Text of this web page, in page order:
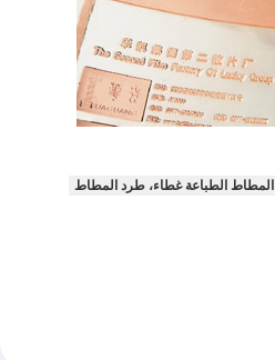
المطاط الطباعة غطاء، طرد المطاط